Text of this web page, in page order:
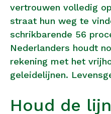
vertrouwen volledig
straat hun weg te
schrikbarende 56
Nederlanders houdt
rekening met het
geleidelijnen.
Houd de